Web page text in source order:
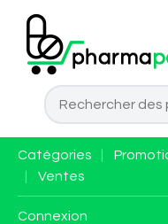
Catégories
Ventes
Connexion